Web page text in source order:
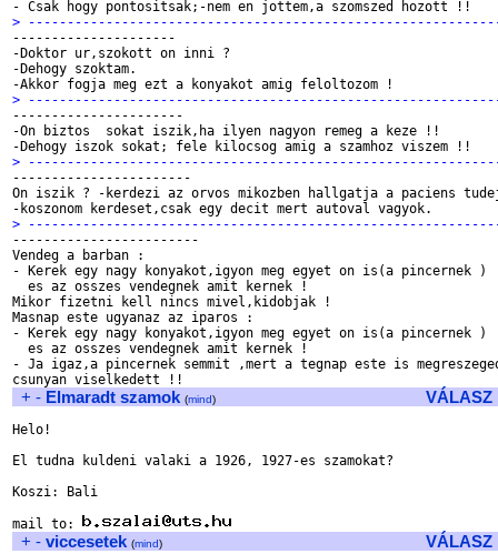
>
---------------------
-Doktor ur,szokott on inni ?
-Dehogy szoktam.
>
----------------------
-On biztos  sokat iszik,ha ilyen nagyon remeg a keze !!
>
-----------------------
On iszik ? -kerdezi az orvos mikozben hallgatja a paciens
>
------------------------
Vendeg a barban :
- Kerek egy nagy konyakot,igyon meg egyet on is(a pincernek )
  es az osszes vendegnek amit kernek !
Mikor fizetni kell nincs mivel,kidobjak !
Masnap este ugyanaz az iparos :
- Kerek egy nagy konyakot,igyon meg egyet on is(a pincernek )
  es az osszes vendegnek amit kernek !
- Ja igaz,a pincernek semmit ,mert a tegnap este is
+ - Elmaradt szamok (mind) VÁLASZ
Helo!
El tudna kuldeni valaki a 1926, 1927-es szamokat?
Koszi: Bali
mail to:
+ - viccesetek (mind) VÁLASZ